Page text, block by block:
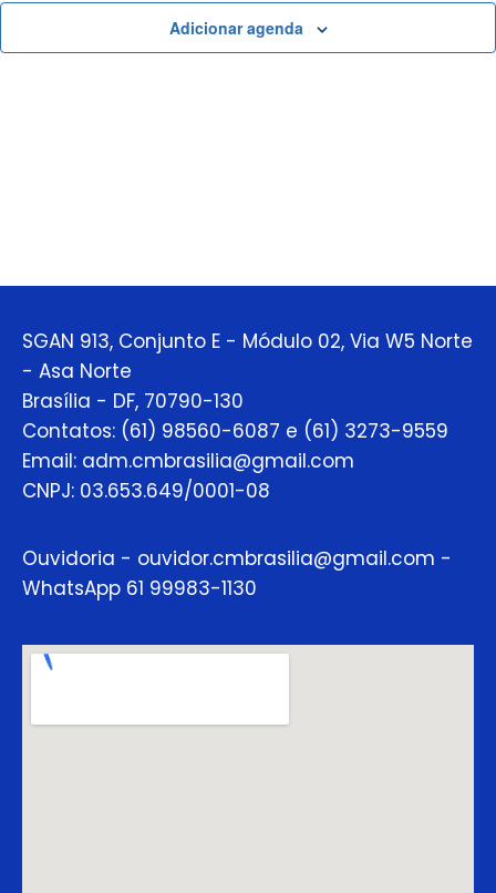
Adicionar agenda
SGAN 913, Conjunto E - Módulo 02, Via W5 Norte
- Asa Norte
Brasília - DF, 70790-130
Contatos: (61) 98560-6087 e (61) 3273-9559
Email: adm.cmbrasilia@gmail.com
CNPJ: 03.653.649/0001-08
Ouvidoria - ouvidor.cmbrasilia@gmail.com -
WhatsApp 61 99983-1130